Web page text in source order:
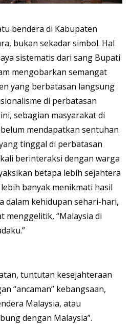
bendera di Kabupaten
bukan sekadar simbol. Hal
sistematis dari sang Bupati
mengobarkan semangat
yang berbatasan langsung
di perbatasan
sebagian masyarakat di
mendapatkan sentuhan
tinggal di perbatasan
berinteraksi dengan warga
betapa lebih sejahtera
banyak menikmati hasil
dalam kehidupan sehari-hari,
menggelitik, “Malaysia di
tuntutan kesejahteraan
“ancaman” kebangsaan,
Malaysia, atau
dengan Malaysia”.